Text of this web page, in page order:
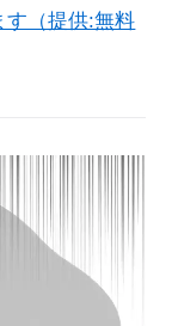
す（提供:無料